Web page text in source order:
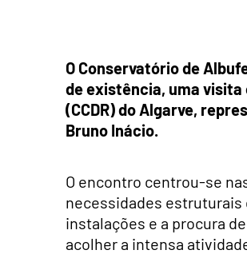
O Conservatório de
de existência, uma visita
(CCDR) do Algarve,
Bruno Inácio.
O encontro centrou-se
necessidades estruturais
instalações e a procura
acolher a intensa